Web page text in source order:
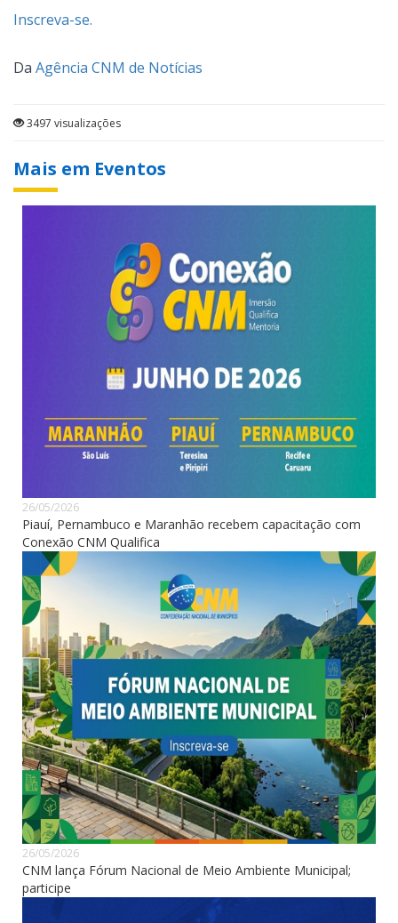
Inscreva-se.
Da Agência CNM de Notícias
3497 visualizações
Mais em Eventos
26/05/2026
Piauí, Pernambuco e Maranhão recebem capacitação com
Conexão CNM Qualifica
26/05/2026
CNM lança Fórum Nacional de Meio Ambiente Municipal;
participe